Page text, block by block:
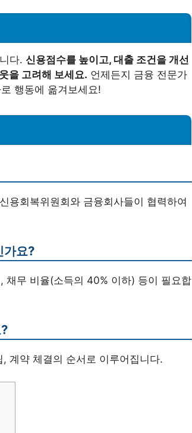
다. 신용점수를 높이고, 대출 조건을 개선
을 고려해 보세요. 언제든지 금융 전문가
행동에 옮겨보세요!
용회복위원회와 금융회사들이 협력하여
가요?
무 비율(소득의 40% 이하) 등이 필요합
계약 체결의 순서로 이루어집니다.